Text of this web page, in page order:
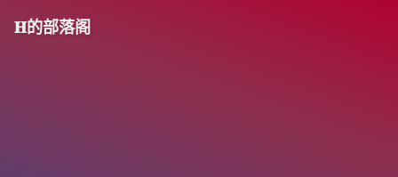
𝐇的部落阁